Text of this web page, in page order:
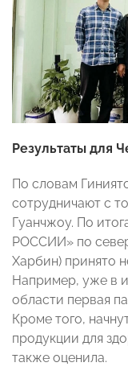
Результаты для
По словам
сотрудничают с
Гуанчжоу. По
РОССИИ» по
Харбин) принято
Например, уже в
области первая
Кроме того,
продукции для
также оценила.